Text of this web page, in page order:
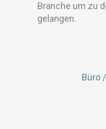
Branche um zu
gelangen.
Büro